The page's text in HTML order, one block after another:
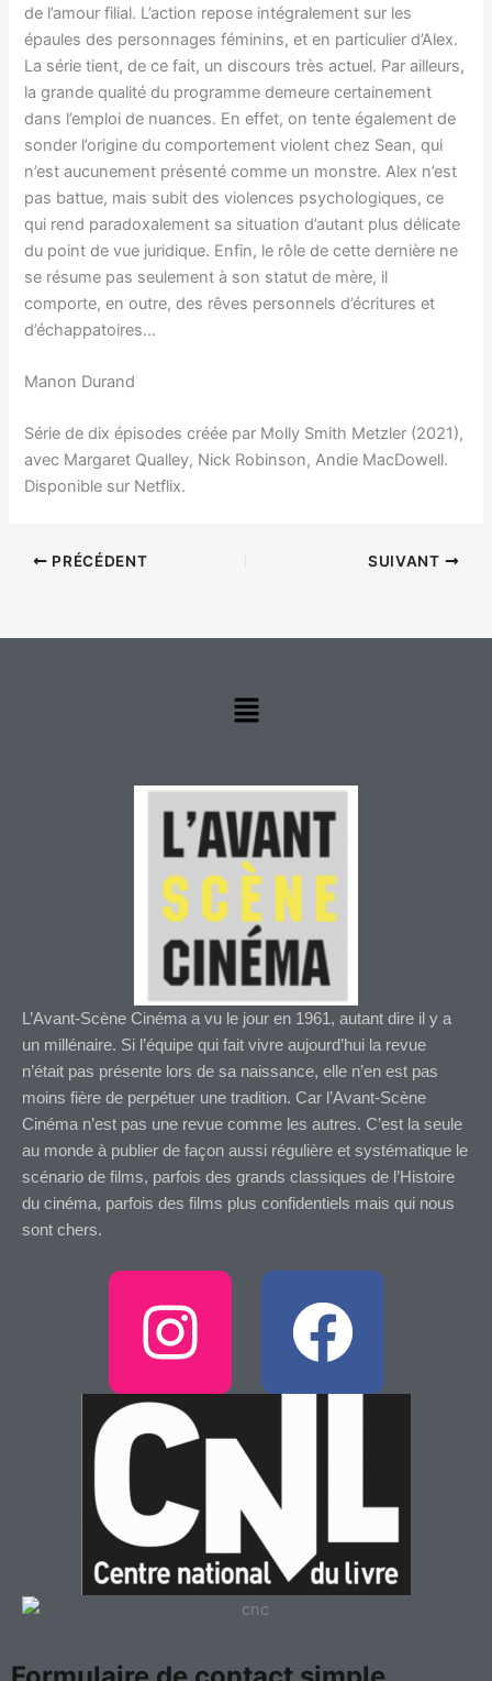
de l’amour filial. L’action repose intégralement sur les
épaules des personnages féminins, et en particulier d’Alex.
La série tient, de ce fait, un discours très actuel. Par ailleurs,
la grande qualité du programme demeure certainement
dans l’emploi de nuances. En effet, on tente également de
sonder l’origine du comportement violent chez Sean, qui
n’est aucunement présenté comme un monstre. Alex n’est
pas battue, mais subit des violences psychologiques, ce
qui rend paradoxalement sa situation d’autant plus délicate
du point de vue juridique. Enfin, le rôle de cette dernière ne
se résume pas seulement à son statut de mère, il
comporte, en outre, des rêves personnels d’écritures et
d’échappatoires…
Manon Durand
Série de dix épisodes créée par Molly Smith Metzler (2021),
avec Margaret Qualley, Nick Robinson, Andie MacDowell.
Disponible sur Netflix.
PRÉCÉDENT SUIVANT
Menu
L’Avant-Scène Cinéma a vu le jour en 1961, autant dire il y a
un millénaire. Si l’équipe qui fait vivre aujourd’hui la revue
n’était pas présente lors de sa naissance, elle n’en est pas
moins fière de perpétuer une tradition. Car l’Avant-Scène
Cinéma n’est pas une revue comme les autres. C’est la seule
au monde à publier de façon aussi régulière et systématique le
scénario de films, parfois des grands classiques de l’Histoire
du cinéma, parfois des films plus confidentiels mais qui nous
sont chers.
I
n
s
t
a
g
F
a
b
o